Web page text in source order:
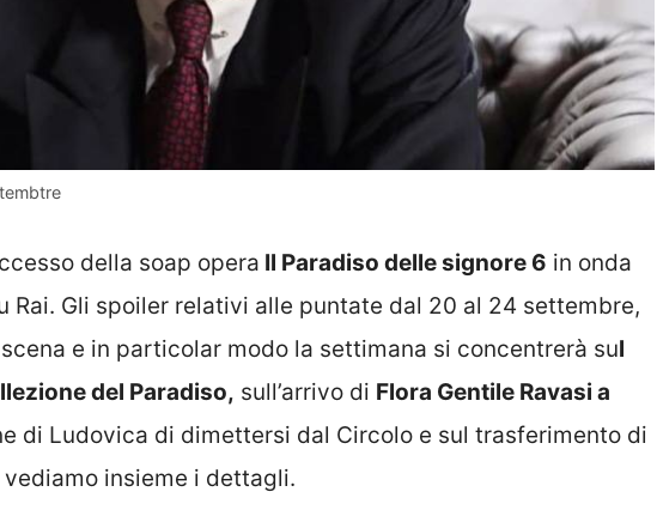
della soap opera Il Paradiso delle signore 6 in onda
Rai. Gli spoiler relativi alle puntate dal 20 al 24 settembre,
e in particolar modo la settimana si concentrerà sul
del Paradiso, sull’arrivo di Flora Gentile Ravasi a
di Ludovica di dimettersi dal Circolo e sul trasferimento di
insieme i dettagli.